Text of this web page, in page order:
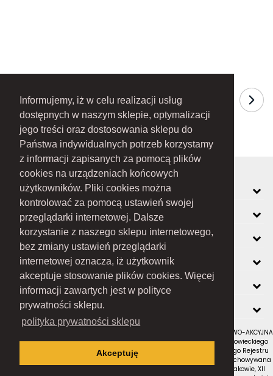
Informujemy, iż w celu realizacji usług
dostępnych w naszym sklepie, optymalizacji
jego treści oraz dostosowania sklepu do
Państwa indywidualnych potrzeb korzystamy
z informacji zapisanych za pomocą plików
cookies na urządzeniach końcowych
użytkowników. Pliki cookies można
kontrolować za pomocą ustawień swojej
przeglądarki internetowej. Dalsze
korzystanie z naszego sklepu internetowego,
bez zmiany ustawień przeglądarki
internetowej oznacza, iż użytkownik
akceptuje stosowanie plików cookies. Więcej
informacji zawartych jest w polityce
prywatności sklepu.
polityka prywatności sklepu
Akceptuję
MOJE KONTO
INFORMACJE
O FIRMIE
ZOBACZ RÓWNIEŻ
KONTAKT
NEWSLETTER
RAMEX SPÓŁKA Z OGRANICZONĄ ODPOWIEDZIALNOŚCIĄ SPÓŁKA KOMANDYTOWO-AKCYJNA
z siedzibą w Nowym Sączu (adres siedziby i adres do doręczeń: ul. Wiśniowieckiego
123 C, 33-300 Nowy Sącz); wpisana do Rejestru Przedsiębiorców Krajowego Rejestru
Sądowego pod numerem KRS 0000434051; sąd rejestrowy, w którym przechowywana
jest dokumentacja spółki: Sąd Rejonowy dla Krakowa-Śródmieścia w Krakowie, XII